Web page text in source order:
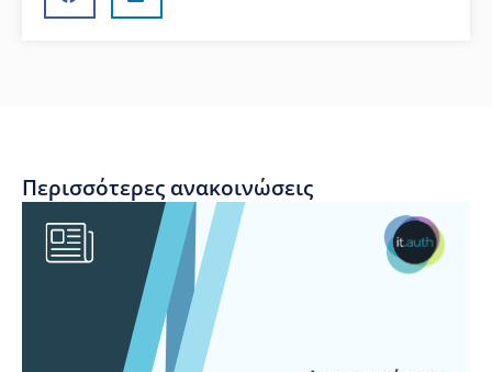
Περισσότερες ανακοινώσεις